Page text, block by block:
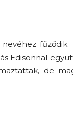
Edisonnal
de